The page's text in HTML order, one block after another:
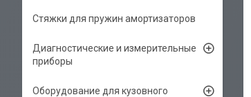
Стяжки для пружин амортизаторов
Диагностические и измерительные
приборы
Оборудование для кузовного